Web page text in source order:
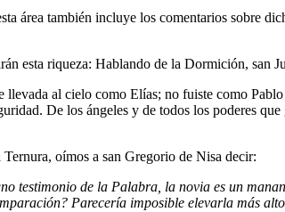
área también incluye los comentarios sobre
esta riqueza: Hablando de la Dormición, san
llevada al cielo como Elías; no fuiste como
De los ángeles y de todos los poderes
oímos a san Gregorio de Nisa decir:
testimonio de la Palabra, la novia es un
Parecería imposible elevarla más